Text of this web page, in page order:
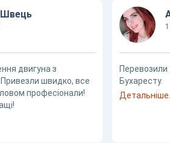
двигуна з
Привезли швидко, все
професіонали!
Перевозили
Бухаресту.